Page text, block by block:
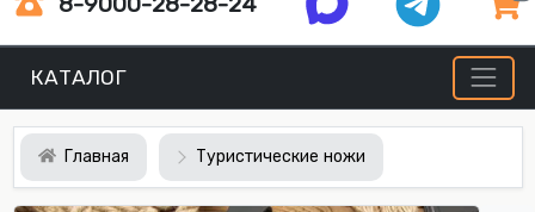
КАТАЛОГ
Главная Туристические ножи